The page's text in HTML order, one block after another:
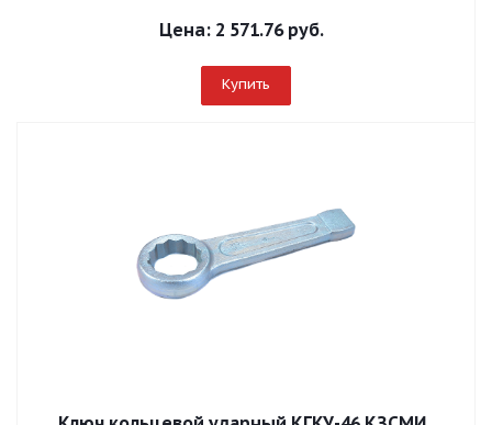
Цена: 2 571.76 руб.
Купить